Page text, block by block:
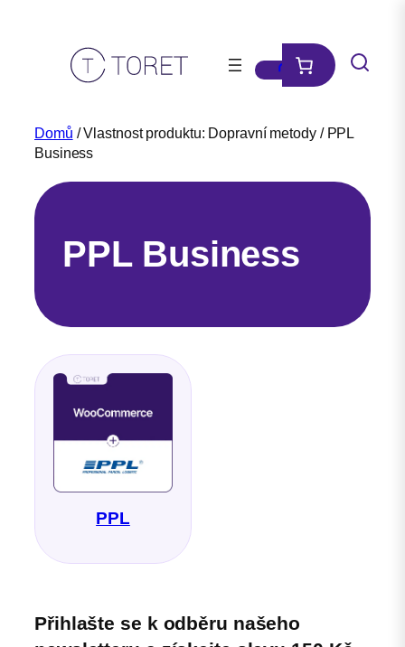
Domů / Vlastnost produktu: Dopravní metody / PPL
Business
PPL Business
PPL
Přihlašte se k odběru našeho